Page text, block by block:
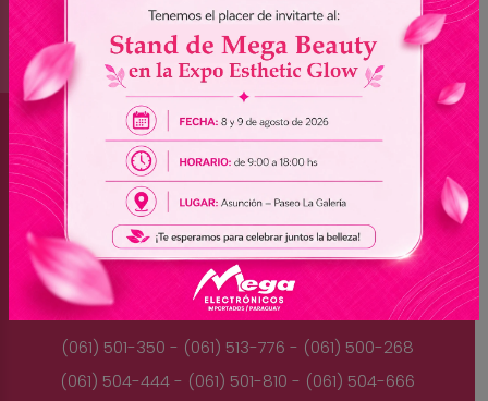
Brasil
(045) 3528-9053 - (045) 3528-8462
(045) 3025-7072 - (045) 3025-7736
(045) 3025-7713
Paraguay
(061) 501-350 - (061) 513-776 - (061) 500-268
(061) 504-444 - (061) 501-810 - (061) 504-666